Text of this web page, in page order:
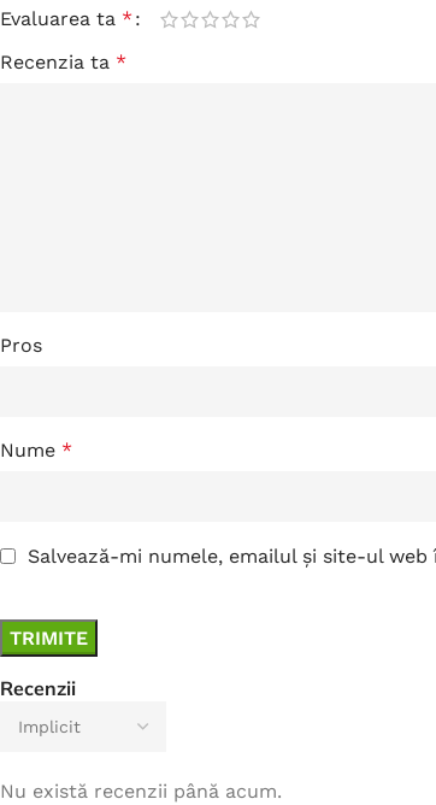
Recenzii
Nu există recenzii până acum.
Evaluarea ta *
Recenzia ta *
Pros
Nume *
Salvează-mi numele, emailul și site-ul